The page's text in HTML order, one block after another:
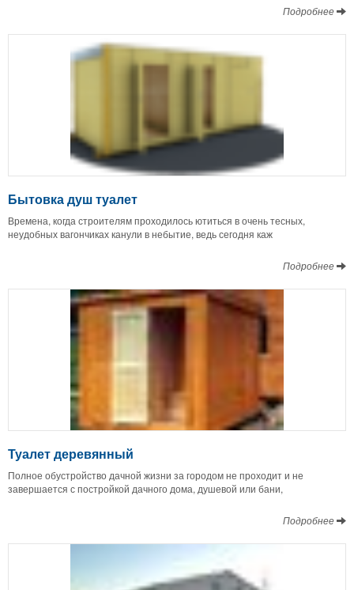
Подробнее
Бытовка душ туалет
Времена, когда строителям проходилось ютиться в очень тесных,
неудобных вагончиках канули в небытие, ведь сегодня каж
Подробнее
Туалет деревянный
Полное обустройство дачной жизни за городом не проходит и не
завершается с постройкой дачного дома, душевой или бани,
Подробнее